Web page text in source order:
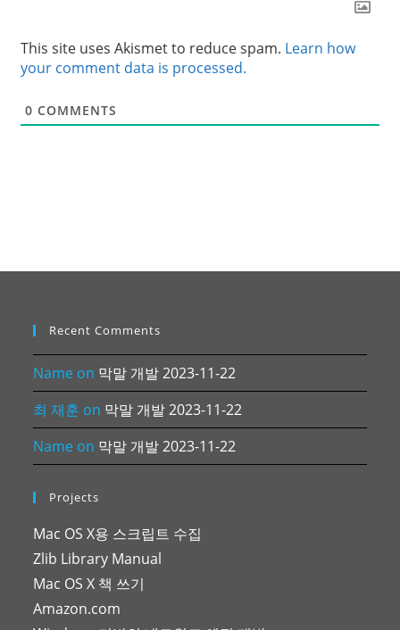
This site uses Akismet to reduce spam. Learn how
your comment data is processed.
0 COMMENTS
Recent Comments
Name on 막말 개발 2023-11-22
최 재훈 on 막말 개발 2023-11-22
Name on 막말 개발 2023-11-22
Projects
Mac OS X용 스크립트 수집
Zlib Library Manual
Mac OS X 책 쓰기
Amazon.com